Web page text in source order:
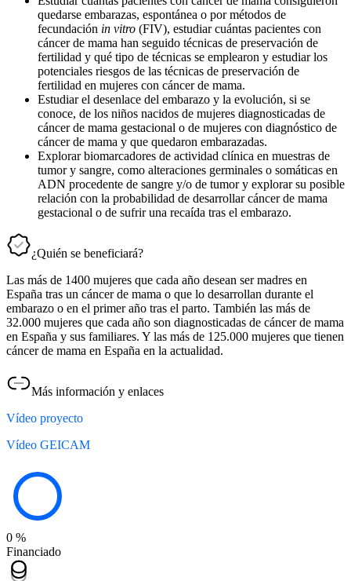
quedarse embarazas, espontánea o por métodos de
fecundación in vitro (FIV), estudiar cuántas pacientes con
cáncer de mama han seguido técnicas de preservación de
fertilidad y qué tipo de técnicas se emplearon y estudiar los
potenciales riesgos de las técnicas de preservación de
fertilidad en mujeres con cáncer de mama.
Estudiar el desenlace del embarazo y la evolución, si se
conoce, de los niños nacidos de mujeres diagnosticadas de
cáncer de mama gestacional o de mujeres con diagnóstico de
cáncer de mama y que quedaron embarazadas.
Explorar biomarcadores de actividad clínica en muestras de
tumor y sangre, como alteraciones germinales o somáticas en
ADN procedente de sangre y/o de tumor y explorar su posible
relación con la probabilidad de desarrollar cáncer de mama
gestacional o de sufrir una recaída tras el embarazo.
¿Quién se beneficiará?
Las más de 1400 mujeres que cada año desean ser madres en
España tras un cáncer de mama o que lo desarrollan durante el
embarazo o en el primer año tras el parto. También las más de
32.000 mujeres que cada año son diagnosticadas de cáncer de mama
en España y sus familiares. Y las más de 125.000 mujeres que tienen
cáncer de mama en España en la actualidad.
Más información y enlaces
Vídeo proyecto
Vídeo GEICAM
0 %
Financiado